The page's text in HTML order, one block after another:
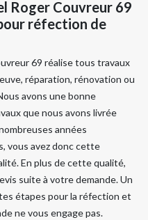
Roger Couvreur 69
réfection de
69 réalise tous travaux
réparation, rénovation ou
avons une bonne
que nous avons livrée
années
vous avez donc cette
En plus de cette qualité,
suite à votre demande. Un
étapes pour la réfection et
ne vous engage pas.